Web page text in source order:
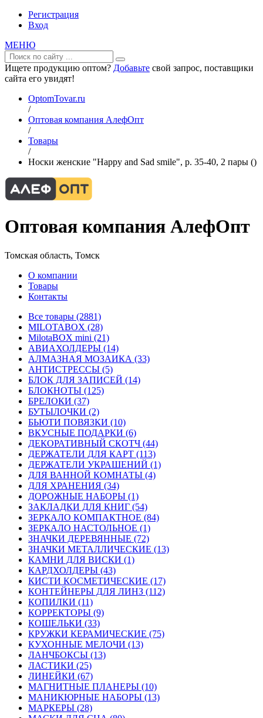
Регистрация
Вход
МЕНЮ
Ищете продукцию оптом? Добавьте свой запрос, поставщики
сайта его увидят!
OptomTovar.ru
/
Оптовая компания АлефОпт
/
Товары
/
Носки женские "Happy and Sad smile", р. 35-40, 2 пары ()
Оптовая компания АлефОпт
Томская область, Томск
О компании
Товары
Контакты
Все товары (2881)
MILOTABOX (28)
MilotaBOX mini (21)
АВИАХОЛДЕРЫ (14)
АЛМАЗНАЯ МОЗАИКА (33)
АНТИСТРЕССЫ (5)
БЛОК ДЛЯ ЗАПИСЕЙ (14)
БЛОКНОТЫ (125)
БРЕЛОКИ (37)
БУТЫЛОЧКИ (2)
БЬЮТИ ПОВЯЗКИ (10)
ВКУСНЫЕ ПОДАРКИ (6)
ДЕКОРАТИВНЫЙ СКОТЧ (44)
ДЕРЖАТЕЛИ ДЛЯ КАРТ (113)
ДЕРЖАТЕЛИ УКРАШЕНИЙ (1)
ДЛЯ ВАННОЙ КОМНАТЫ (4)
ДЛЯ ХРАНЕНИЯ (34)
ДОРОЖНЫЕ НАБОРЫ (1)
ЗАКЛАДКИ ДЛЯ КНИГ (54)
ЗЕРКАЛО КОМПАКТНОЕ (84)
ЗЕРКАЛО НАСТОЛЬНОЕ (1)
ЗНАЧКИ ДЕРЕВЯННЫЕ (72)
ЗНАЧКИ МЕТАЛЛИЧЕСКИЕ (13)
КАМНИ ДЛЯ ВИСКИ (1)
КАРДХОЛДЕРЫ (43)
КИСТИ КОСМЕТИЧЕСКИЕ (17)
КОНТЕЙНЕРЫ ДЛЯ ЛИНЗ (112)
КОПИЛКИ (11)
КОРРЕКТОРЫ (9)
КОШЕЛЬКИ (33)
КРУЖКИ КЕРАМИЧЕСКИЕ (75)
КУХОННЫЕ МЕЛОЧИ (13)
ЛАНЧБОКСЫ (13)
ЛАСТИКИ (25)
ЛИНЕЙКИ (67)
МАГНИТНЫЕ ПЛАНЕРЫ (10)
МАНИКЮРНЫЕ НАБОРЫ (13)
МАРКЕРЫ (28)